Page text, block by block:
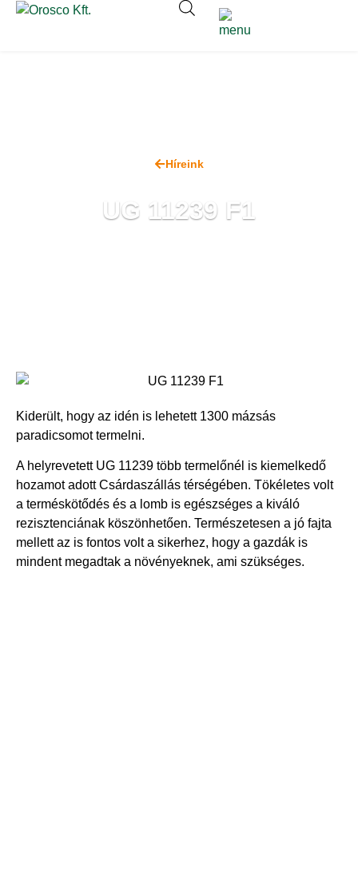
Híreink
UG 11239 F1
Kiderült, hogy az idén is lehetett 1300 mázsás
paradicsomot termelni.
A helyrevetett UG 11239 több termelőnél is kiemelkedő
hozamot adott Csárdaszállás térségében. Tökéletes volt
a terméskötődés és a lomb is egészséges a kiváló
rezisztenciának köszönhetően. Természetesen a jó fajta
mellett az is fontos volt a sikerhez, hogy a gazdák is
mindent megadtak a növényeknek, ami szükséges.